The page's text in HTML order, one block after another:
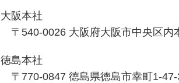
大阪本社
〒540-0026 大阪府大阪市中央区内
徳島本社
〒770-0847 徳島県徳島市幸町1-47-